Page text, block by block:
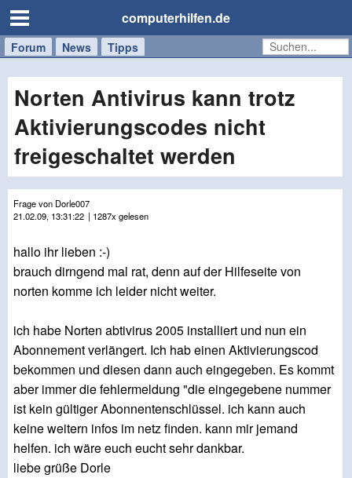
computerhilfen.de
Forum News Tipps
Handy
Tablet
Windows
Mac
Norten Antivirus kann trotz
Aktivierungscodes nicht
freigeschaltet werden
Frage von Dorle007
21.02.09, 13:31:22 | 1287x gelesen
hallo ihr lieben :-)
brauch dirngend mal rat, denn auf der Hilfeseite von
norten komme ich leider nicht weiter.
ich habe Norten abtivirus 2005 installiert und nun ein
Abonnement verlängert. Ich hab einen Aktivierungscod
bekommen und diesen dann auch eingegeben. Es kommt
aber immer die fehlermeldung "die eingegebene nummer
ist kein gültiger Abonnentenschlüssel. ich kann auch
keine weitern infos im netz finden. kann mir jemand
helfen. ich wäre euch eucht sehr dankbar.
liebe grüße Dorle